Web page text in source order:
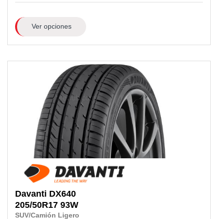
Ver opciones
Davanti DX640
205/50R17 93W
SUV/Camión Ligero